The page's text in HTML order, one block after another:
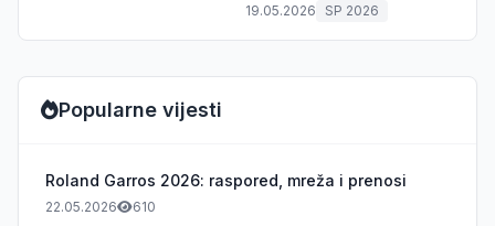
19.05.2026 SP 2026
Popularne vijesti
Roland Garros 2026: raspored, mreža i prenosi
22.05.2026 610